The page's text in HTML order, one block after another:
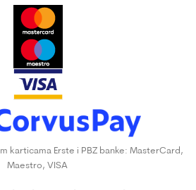
karticama Erste i PBZ banke: MasterCard,
Maestro, VISA